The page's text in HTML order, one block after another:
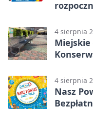
4 sierpnia
Miejskie
4 sierpnia
Nasz